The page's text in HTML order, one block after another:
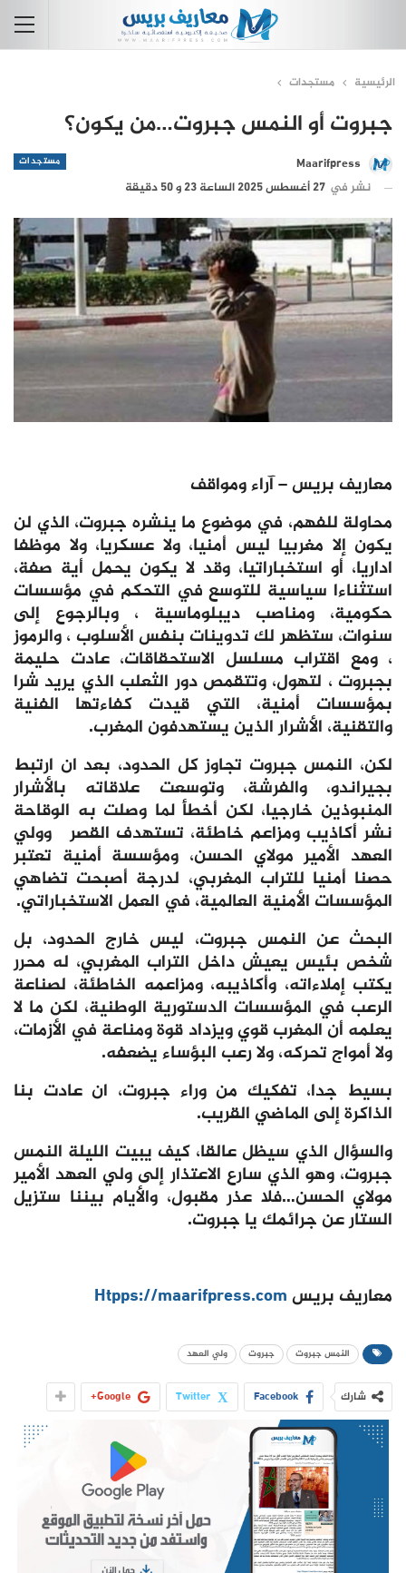
الرئيسية مستجدات
جبروت أو النمس جبروت…من يكون؟
مستجدات
Maarifpress
نشر في 27 أغسطس 2025 الساعة 23 و 50 دقيقة
معاريف بريس – آراء ومواقف
محاولة للفهم، في موضوع ما ينشره جبروت، الذي لن
يكون إلا مغربيا ليس أمنيا، ولا عسكريا، ولا موظفا
اداريا، أو استخباراتيا، وقد لا يكون يحمل أية صفة،
استثناءا سياسية للتوسع في التحكم في مؤسسات
حكومية، ومناصب ديبلوماسية ، وبالرجوع إلى
سنوات، ستظهر لك تدوينات بنفس الأسلوب ، والرموز
، ومع اقتراب مسلسل الاستحقاقات، عادت حليمة
بجبروت ، لتهول، وتتقمص دور الثعلب الذي يريد شرا
بمؤسسات أمنية، التي قيدت كفاءتها الفنية
والتقنية، الأشرار الذين يستهدفون المغرب.
لكن، النمس جبروت تجاوز كل الحدود، بعد ان ارتبط
بجيراندو، والفرشة، وتوسعت علاقاته بالأشرار
المنبوذين خارجيا، لكن أخطأ لما وصلت به الوقاحة
نشر أكاذيب ومزاعم خاطئة، تستهدف القصر وولي
العهد الأمير مولاي الحسن، ومؤسسة أمنية تعتبر
حصنا أمنيا للتراب المغربي، لدرجة أصبحت تضاهي
المؤسسات الأمنية العالمية، في العمل الاستخباراتي.
البحث عن النمس جبروت، ليس خارج الحدود، بل
شخص بئيس يعيش داخل التراب المغربي، له محرر
يكتب إملاءاته، وأكاذيبه، ومزاعمه الخاطئة، لصناعة
الرعب في المؤسسات الدستورية الوطنية، لكن ما لا
يعلمه أن المغرب قوي ويزداد قوة ومناعة في الأزمات،
ولا أمواج تحركه، ولا رعب البؤساء يضعفه.
بسيط جدا، تفكيك من وراء جبروت، ان عادت بنا
الذاكرة إلى الماضي القريب.
والسؤال الذي سيظل عالقا، كيف يبيت الليلة النمس
جبروت، وهو الذي سارع الاعتذار إلى ولي العهد الأمير
مولاي الحسن…فلا عذر مقبول، والأيام بيننا ستزيل
الستار عن جرائمك يا جبروت.
معاريف بريسHtpps://maarifpress.com
النمس جبروت جبروت ولي العهد
شارك Facebook
Twitter
Google+